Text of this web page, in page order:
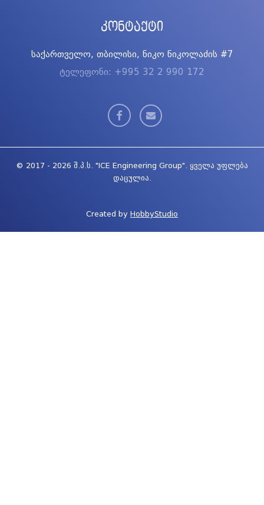
კონტაქტი
საქართველო, თბილისი, ნიკო ნიკოლაძის #7
ტელეფონი: +995 32 2 990 172
© 2017 - 2026 შ.პ.ს. "ICE Engineering Group". ყველა უფლება
დაცულია.
Created by HobbyStudio